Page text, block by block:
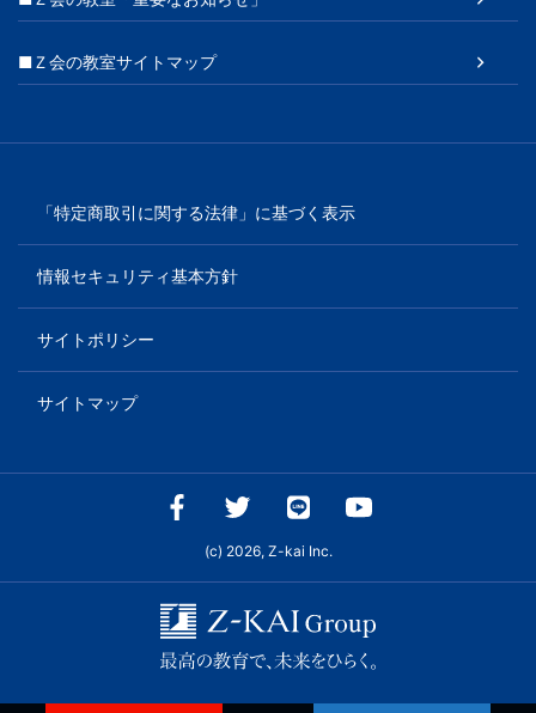
■Ｚ会の教室サイトマップ
「特定商取引に関する法律」に基づく表示
情報セキュリティ基本方針
サイトポリシー
サイトマップ
(c) 2026, Z-kai Inc.